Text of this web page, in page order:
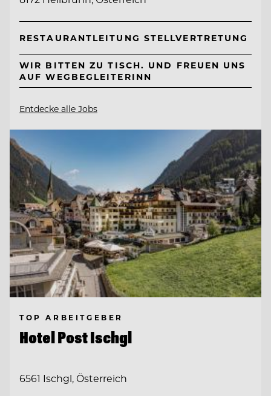
RESTAURANTLEITUNG STELLVERTRETUNG
WIR BITTEN ZU TISCH. UND FREUEN UNS
AUF WEGBEGLEITERINN
Entdecke alle Jobs
TOP ARBEITGEBER
Hotel Post Ischgl
6561 Ischgl, Österreich